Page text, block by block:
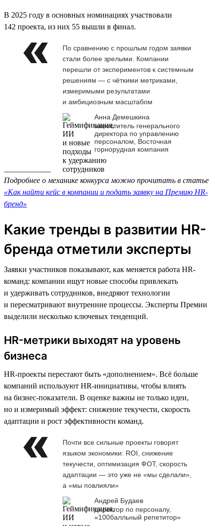
В 2025 году в основных номинациях участвовали
142 проекта, из них 55 вышли в финал.
По сравнению с прошлым годом заявки
стали более зрелыми. Компании
перешли от экспериментов к системным
решениям — с чёткими метриками,
измеримыми результатами
и амбициозным масштабом
Анна Демешкина
заместитель генерального
директора по управлению
персоналом, Восточная
горнорудная компания
Подробнее о механике конкурса можно прочитать в статье
«Как найти кейс в компании и подать заявку на Премию HR-
бренд»
Какие тренды в развитии HR-
бренда отметили эксперты
Заявки участников показывают, как меняется работа HR-
команд: компании ищут новые способы привлекать
и удерживать сотрудников, внедряют технологии
и пересматривают внутренние процессы. Эксперты Премии
выделили несколько ключевых тенденций.
HR-метрики выходят на уровень
бизнеса
HR-проекты перестают быть «дополнением». Всё больше
компаний используют HR-инициативы, чтобы влиять
на бизнес-показатели. В оценке важны не только идеи,
но и измеримый эффект: снижение текучести, скорость
адаптации и рост эффективности команд.
Почти все сильные проекты говорят
языком экономики: ROI, снижение
текучести, оптимизация ФОТ, скорость
адаптации — это уже не «мы сделали»,
а «мы повлияли»
Андрей Будаев
директор по персоналу,
«100балльный репетитор»